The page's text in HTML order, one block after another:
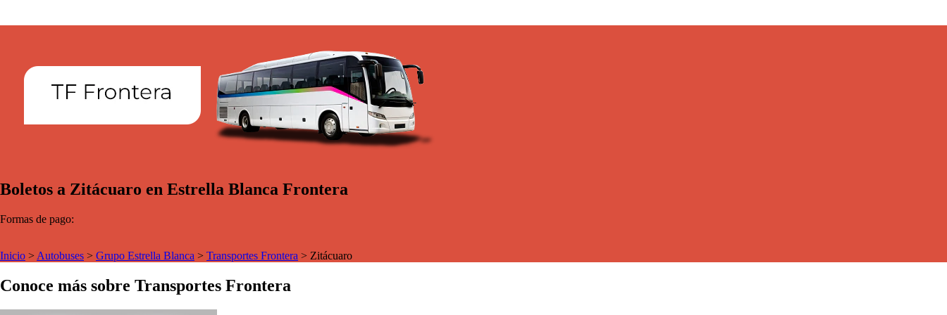
Boletos a Zitácuaro en Estrella Blanca Frontera
Formas de pago:
Inicio > Autobuses > Grupo Estrella Blanca > Transportes Frontera > Zitácuaro
Conoce más sobre Transportes Frontera